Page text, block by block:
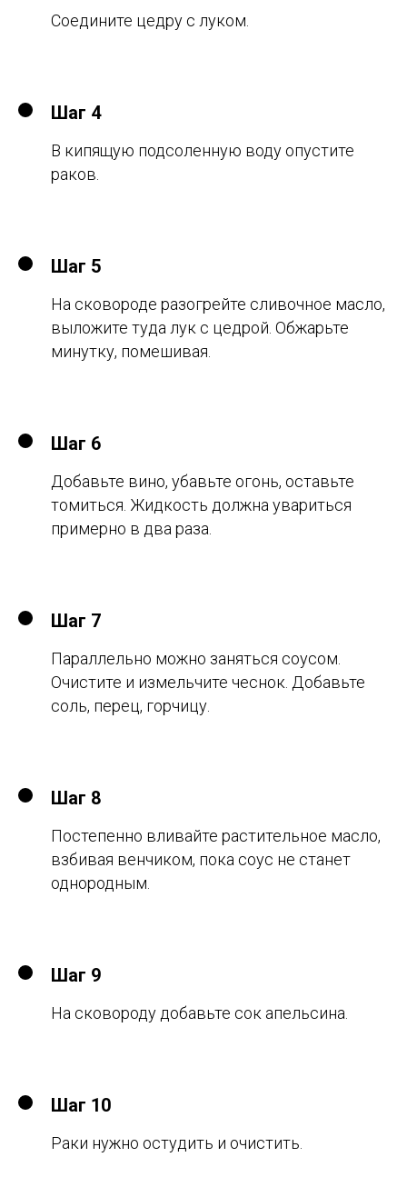
Соедините цедру с луком.
Шаг 4
В кипящую подсоленную воду опустите
раков.
Шаг 5
На сковороде разогрейте сливочное масло,
выложите туда лук с цедрой. Обжарьте
минутку, помешивая.
Шаг 6
Добавьте вино, убавьте огонь, оставьте
томиться. Жидкость должна увариться
примерно в два раза.
Шаг 7
Параллельно можно заняться соусом.
Очистите и измельчите чеснок. Добавьте
соль, перец, горчицу.
Шаг 8
Постепенно вливайте растительное масло,
взбивая венчиком, пока соус не станет
однородным.
Шаг 9
На сковороду добавьте сок апельсина.
Шаг 10
Раки нужно остудить и очистить.